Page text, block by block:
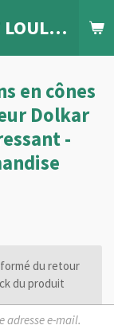
LOULETTE
en cônes
Dolkar
-
du retour
du produit